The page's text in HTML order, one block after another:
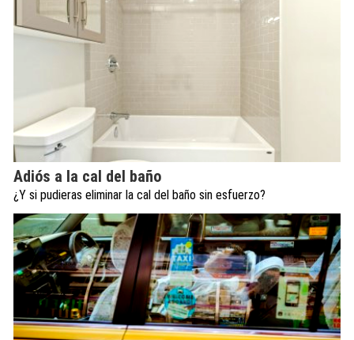
Adiós a la cal del baño
¿Y si pudieras eliminar la cal del baño sin esfuerzo?